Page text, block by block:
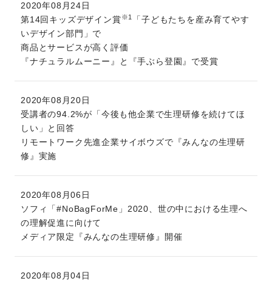
2020年08月24日
第14回キッズデザイン賞※1
「子どもたちを産み育てやす
いデザイン部門」で
商品とサービスが高く評価
『ナチュラルムーニー』と『手ぶら登園』で受賞
2020年08月20日
受講者の94.2%が「今後も他企業で生理研修を続けてほ
しい」と回答
リモートワーク先進企業サイボウズで『みんなの生理研
修』実施
2020年08月06日
ソフィ「#NoBagForMe」2020、世の中における生理へ
の理解促進に向けて
メディア限定『みんなの生理研修』開催
2020年08月04日